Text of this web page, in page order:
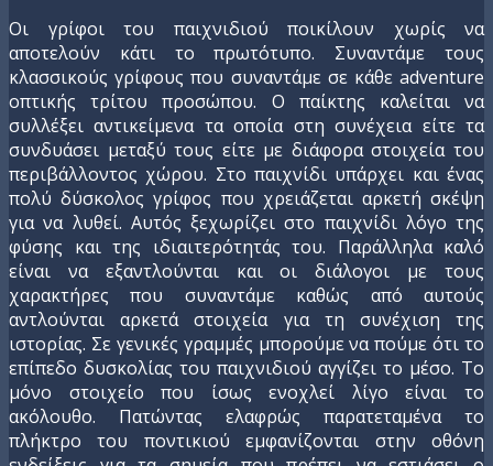
Οι γρίφοι του παιχνιδιού ποικίλουν χωρίς να
αποτελούν κάτι το πρωτότυπο. Συναντάμε τους
κλασσικούς γρίφους που συναντάμε σε κάθε adventure
οπτικής τρίτου προσώπου. Ο παίκτης καλείται να
συλλέξει αντικείμενα τα οποία στη συνέχεια είτε τα
συνδυάσει μεταξύ τους είτε με διάφορα στοιχεία του
περιβάλλοντος χώρου. Στο παιχνίδι υπάρχει και ένας
πολύ δύσκολος γρίφος που χρειάζεται αρκετή σκέψη
για να λυθεί. Αυτός ξεχωρίζει στο παιχνίδι λόγο της
φύσης και της ιδιαιτερότητάς του. Παράλληλα καλό
είναι να εξαντλούνται και οι διάλογοι με τους
χαρακτήρες που συναντάμε καθώς από αυτούς
αντλούνται αρκετά στοιχεία για τη συνέχιση της
ιστορίας. Σε γενικές γραμμές μπορούμε να πούμε ότι το
επίπεδο δυσκολίας του παιχνιδιού αγγίζει το μέσο. Το
μόνο στοιχείο που ίσως ενοχλεί λίγο είναι το
ακόλουθο. Πατώντας ελαφρώς παρατεταμένα το
πλήκτρο του ποντικιού εμφανίζονται στην οθόνη